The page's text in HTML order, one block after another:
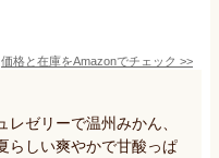
価格と在庫をAmazonでチェック >>
ゼリーで温州みかん、
らしい爽やかで甘酸っぱ